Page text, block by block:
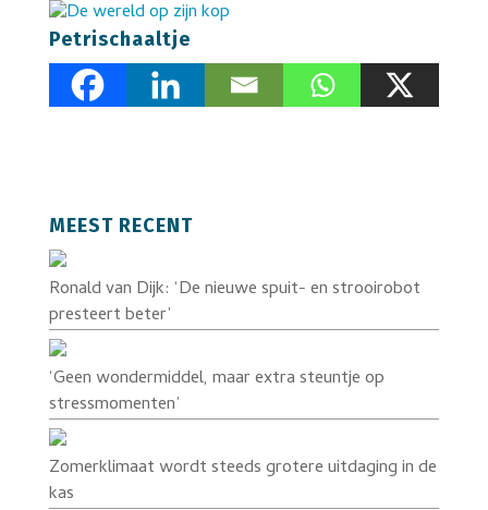
Petrischaaltje
MEEST RECENT
Ronald van Dijk: ‘De nieuwe spuit- en strooirobot
presteert beter’
‘Geen wondermiddel, maar extra steuntje op
stressmomenten’
Zomerklimaat wordt steeds grotere uitdaging in de
kas